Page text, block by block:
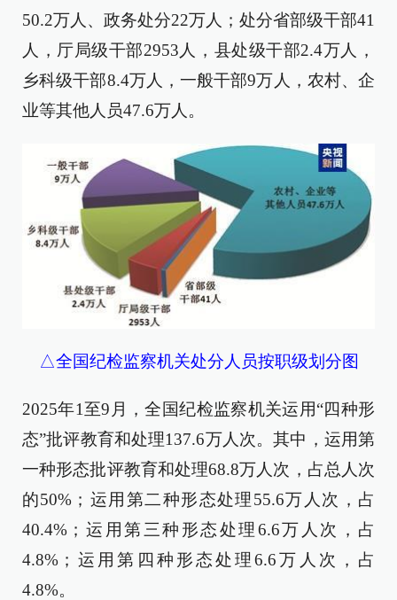
50.2万人、政务处分22万人；处分省部级干部41
人，厅局级干部2953人，县处级干部2.4万人，
乡科级干部8.4万人，一般干部9万人，农村、企
业等其他人员47.6万人。
△全国纪检监察机关处分人员按职级划分图
2025年1至9月，全国纪检监察机关运用“四种形
态”批评教育和处理137.6万人次。其中，运用第
一种形态批评教育和处理68.8万人次，占总人次
的50%；运用第二种形态处理55.6万人次，占
40.4%；运用第三种形态处理6.6万人次，占
4.8%；运用第四种形态处理6.6万人次，占
4.8%。